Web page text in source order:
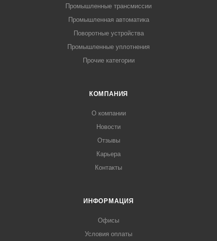
Промышленные трансмиссии
Промышленная автоматика
Поворотные устройства
Промышленные уплотнения
Прочие категории
КОМПАНИЯ
О компании
Новости
Отзывы
Карьера
Контакты
ИНФОРМАЦИЯ
Офисы
Условия оплаты